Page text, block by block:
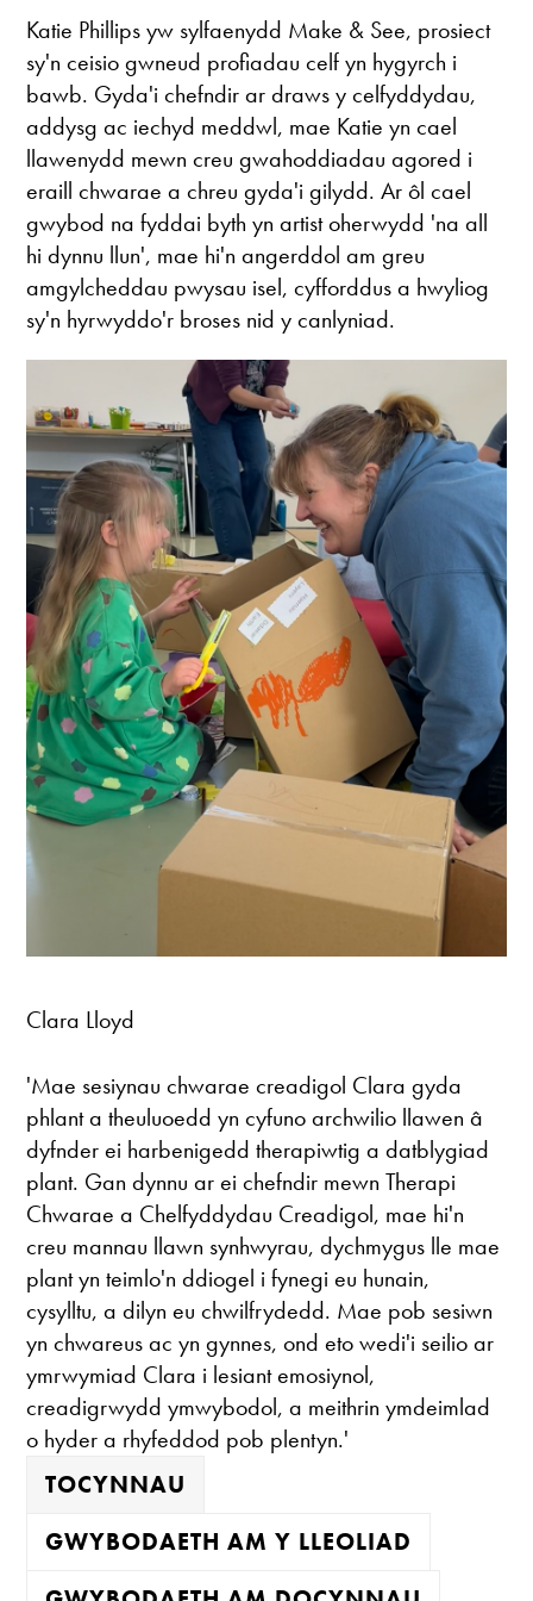
Katie Phillips yw sylfaenydd Make & See, prosiect
sy'n ceisio gwneud profiadau celf yn hygyrch i
bawb. Gyda'i chefndir ar draws y celfyddydau,
addysg ac iechyd meddwl, mae Katie yn cael
llawenydd mewn creu gwahoddiadau agored i
eraill chwarae a chreu gyda'i gilydd. Ar ôl cael
gwybod na fyddai byth yn artist oherwydd 'na all
hi dynnu llun', mae hi'n angerddol am greu
amgylcheddau pwysau isel, cyfforddus a hwyliog
sy'n hyrwyddo'r broses nid y canlyniad.
Clara Lloyd
'Mae sesiynau chwarae creadigol Clara gyda
phlant a theuluoedd yn cyfuno archwilio llawen â
dyfnder ei harbenigedd therapiwtig a datblygiad
plant. Gan dynnu ar ei chefndir mewn Therapi
Chwarae a Chelfyddydau Creadigol, mae hi'n
creu mannau llawn synhwyrau, dychmygus lle mae
plant yn teimlo'n ddiogel i fynegi eu hunain,
cysylltu, a dilyn eu chwilfrydedd. Mae pob sesiwn
yn chwareus ac yn gynnes, ond eto wedi'i seilio ar
ymrwymiad Clara i lesiant emosiynol,
creadigrwydd ymwybodol, a meithrin ymdeimlad
o hyder a rhyfeddod pob plentyn.'
TOCYNNAU
GWYBODAETH AM Y LLEOLIAD